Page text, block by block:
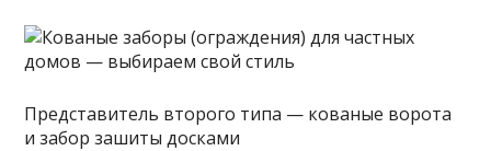
Представитель второго типа — кованые ворота
и забор зашиты досками